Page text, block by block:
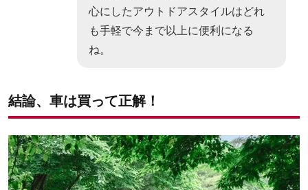
心にしたアウトドアスタイルはどれ
も手軽で今まで以上に便利になる
ね。
結論、車は買って正解！